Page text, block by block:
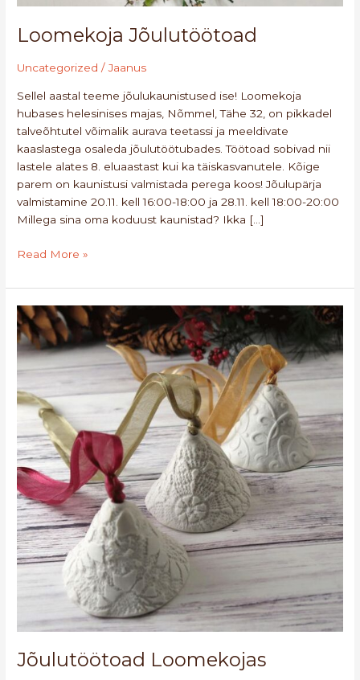
Loomekoja Jõulutöötoad
Uncategorized /Jaanus
Sellel aastal teeme jõulukaunistused ise! Loomekoja
hubases helesinises majas, Nõmmel, Tähe 32, on pikkadel
talveõhtutel võimalik aurava teetassi ja meeldivate
kaaslastega osaleda jõulutöötubades. Töötoad sobivad nii
lastele alates 8. eluaastast kui ka täiskasvanutele. Kõige
parem on kaunistusi valmistada perega koos! Jõulupärja
valmistamine 20.11. kell 16:00-18:00 ja 28.11. kell 18:00-20:00
Millega sina oma koduust kaunistad? Ikka […]
Read More »
Jõulutöötoad Loomekojas
Jõulutöötoad
Loomekojas